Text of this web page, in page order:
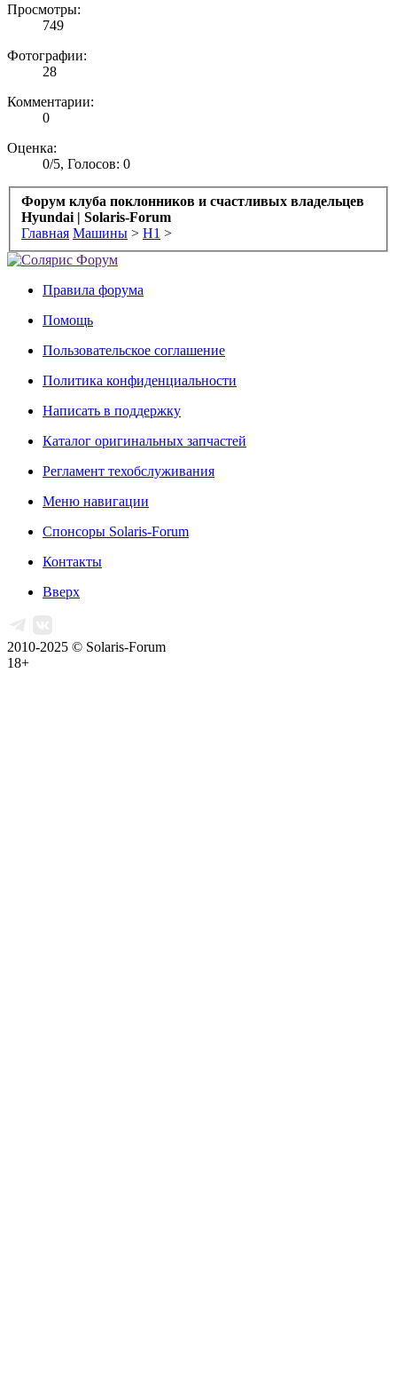
Просмотры:
749
Фотографии:
28
Комментарии:
0
Оценка:
0/5, Голосов: 0
Форум клуба поклонников и счастливых владельцев
Hyundai | Solaris-Forum
Главная Машины > H1 >
Правила форума
Помощь
Пользовательское соглашение
Политика конфиденциальности
Написать в поддержку
Каталог оригинальных запчастей
Регламент техобслуживания
Меню навигации
Спонсоры Solaris-Forum
Контакты
Вверх
2010-2025 © Solaris-Forum
18+